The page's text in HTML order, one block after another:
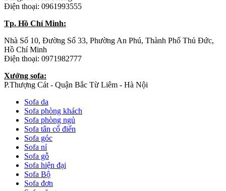
Điện thoại: 0961993555
Tp. Hồ Chí Minh:
Nhà Số 10, Đường Số 33, Phường An Phú, Thành Phố Thủ Đức,
Hồ Chí Minh
Điện thoại: 0971982777
Xưởng sofa:
P.Thượng Cát - Quận Bắc Từ Liêm - Hà Nội
Sofa da
Sofa phòng khách
Sofa phòng ngủ
Sofa tân cổ điển
Sofa góc
Sofa nỉ
Sofa gỗ
Sofa hiện đại
Sofa Bộ
Sofa đơn